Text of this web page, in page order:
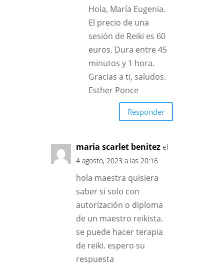
Hola, María Eugenia.
El precio de una
sesión de Reiki es 60
euros. Dura entre 45
minutos y 1 hora.
Gracias a ti, saludos.
Esther Ponce
Responder
maria scarlet benitez el
4 agosto, 2023 a las 20:16
hola maestra quisiera
saber si solo con
autorización o diploma
de un maestro reikista.
se puede hacer terapia
de reiki. espero su
respuesta